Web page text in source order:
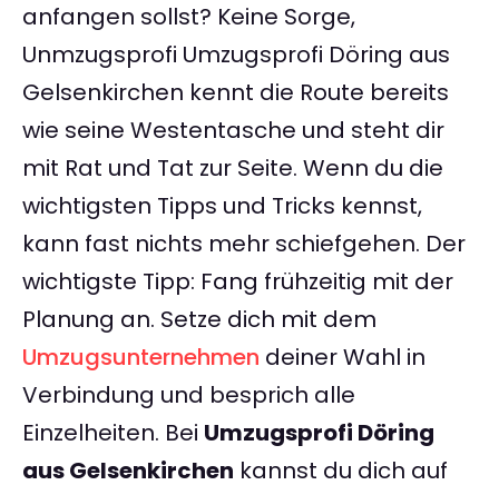
anfangen sollst? Keine Sorge,
Unmzugsprofi Umzugsprofi Döring aus
Gelsenkirchen kennt die Route bereits
wie seine Westentasche und steht dir
mit Rat und Tat zur Seite. Wenn du die
wichtigsten Tipps und Tricks kennst,
kann fast nichts mehr schiefgehen. Der
wichtigste Tipp: Fang frühzeitig mit der
Planung an. Setze dich mit dem
Umzugsunternehmen deiner Wahl in
Verbindung und besprich alle
Einzelheiten. Bei Umzugsprofi Döring
aus Gelsenkirchen kannst du dich auf